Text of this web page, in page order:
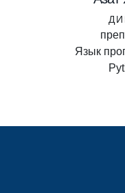
Язык